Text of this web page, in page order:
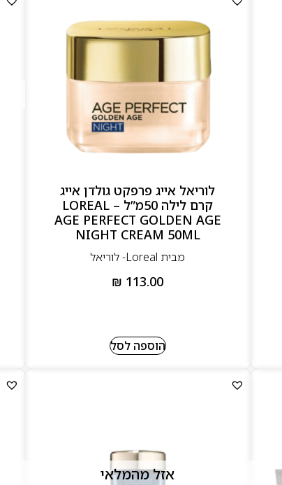
לוריאל אייג פרפקט גולדן אייג
קרם לילה 50מ”ל – LOREAL
AGE PERFECT GOLDEN AGE
NIGHT CREAM 50ML
מבית Loreal- לוריאל
₪ 113.00
הוספה לסל
אזל מהמלאי